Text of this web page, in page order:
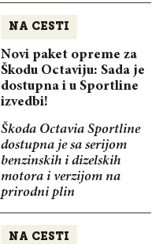
NA CESTI
Novi paket opreme za
Škodu Octaviju: Sada je
dostupna i u Sportline
izvedbi!
Škoda Octavia Sportline
dostupna je sa serijom
benzinskih i dizelskih
motora i verzijom na
prirodni plin
NA CESTI